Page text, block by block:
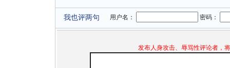
我也评两句 用户名： 密码：
发布人身攻击、辱骂性评论者，